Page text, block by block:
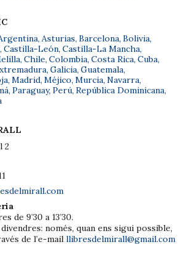
, Asturias, Barcelona, Bolivia,
, Castilla-León, Castilla-La Mancha,
, Chile, Colombia, Costa Rica, Cuba,
, Galicia, Guatemala,
, Madrid, Méjico, Murcia, Navarra,
, Paraguay, Perú, República Dominicana,
2
de 9’30 a 13’30.
només, quan ens sigui possible,
de l’e-mail llibresdelmirall@gmail.com